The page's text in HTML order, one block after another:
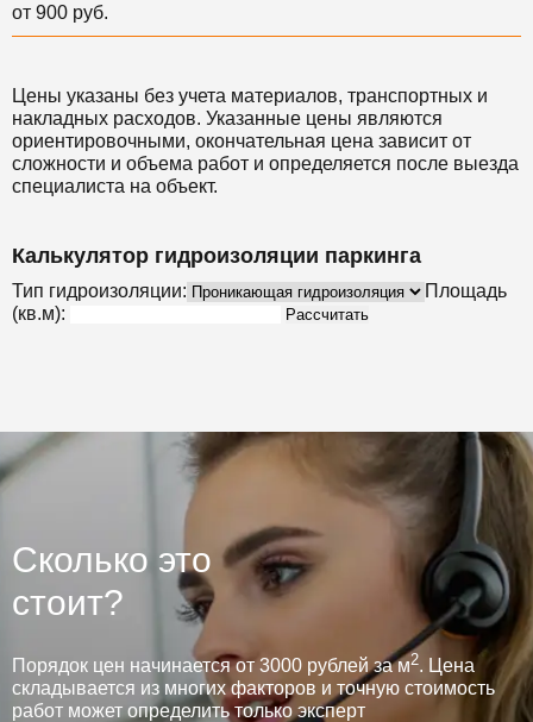
от 900 руб.
Цены указаны без учета материалов, транспортных и
накладных расходов. Указанные цены являются
ориентировочными, окончательная цена зависит от
сложности и объема работ и определяется после выезда
специалиста на объект.
Калькулятор гидроизоляции паркинга
Тип гидроизоляции:
Площадь
(кв.м):
Рассчитать
Сколько это
стоит?
Порядок цен начинается от 3000 рублей за м2. Цена
складывается из многих факторов и точную стоимость
работ может определить только эксперт